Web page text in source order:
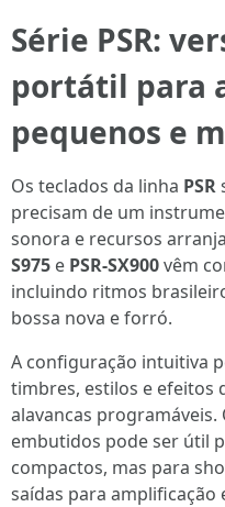
Série PSR:
portátil para
pequenos e
Os teclados da linha PSR
precisam de um
sonora e recursos
S975 e PSR-SX900vêm
incluindo ritmos
bossa nova e forró.
A configuração intuitiva
timbres, estilos e efeitos
alavancas
embutidos pode ser útil
compactos, mas para
saídas para amplificação